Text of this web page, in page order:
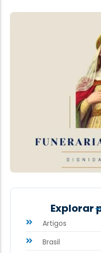
Explorar
Artigos
Brasil